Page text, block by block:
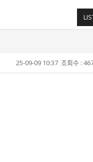
조회수 :
25-09-09 10:37